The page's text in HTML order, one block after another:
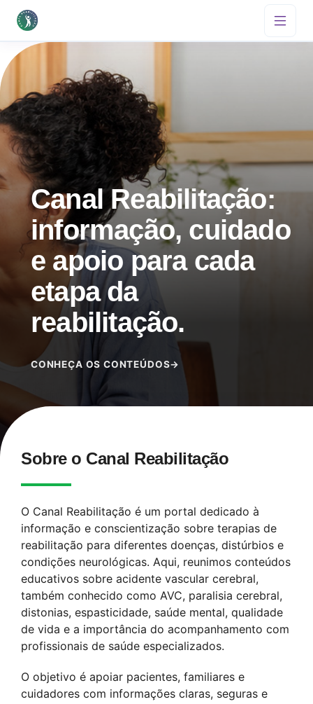
Canal Reabilitação:
informação, cuidado
e apoio para cada
etapa da
reabilitação.
CONHEÇA OS CONTEÚDOS→
Sobre o Canal Reabilitação
O Canal Reabilitação é um portal dedicado à
informação e conscientização sobre terapias de
reabilitação para diferentes doenças, distúrbios e
condições neurológicas. Aqui, reunimos conteúdos
educativos sobre acidente vascular cerebral,
também conhecido como AVC, paralisia cerebral,
distonias, espasticidade, saúde mental, qualidade
de vida e a importância do acompanhamento com
profissionais de saúde especializados.
O objetivo é apoiar pacientes, familiares e
cuidadores com informações claras, seguras e